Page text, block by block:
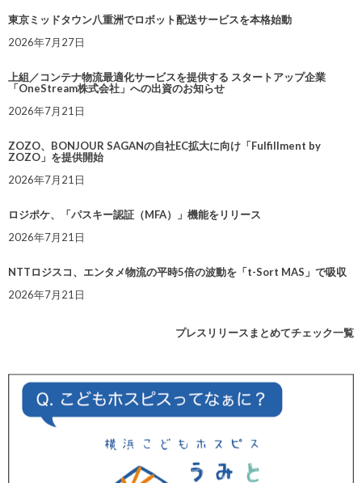
東京ミッドタウン八重洲でロボット配送サービスを本格始動
2026年7月27日
上組／コンテナ物流最適化サービスを提供する スタートアップ企業
「OneStream株式会社」への出資のお知らせ
2026年7月21日
ZOZO、BONJOUR SAGANの自社EC拡大に向け「Fulfillment by
ZOZO」を提供開始
2026年7月21日
ロジポケ、「パスキー認証（MFA）」機能をリリース
2026年7月21日
NTTロジスコ、エンタメ物流の平時5倍の波動を「t-Sort MAS」で吸収
2026年7月21日
プレスリリースまとめてチェック一覧